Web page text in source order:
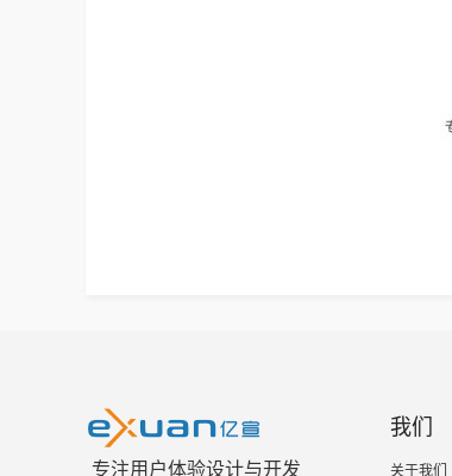
专注用户体验设计与开发
我们
关于我们